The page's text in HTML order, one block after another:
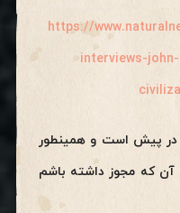
https://
interviews-
در پیش است و همینطور
آن که مجوز داشته باشم